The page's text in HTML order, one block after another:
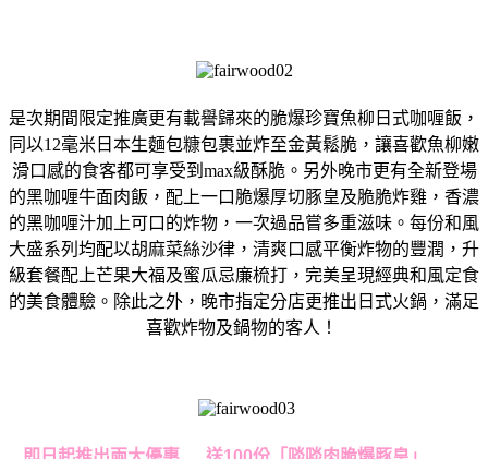
是次期間限定推廣更有載譽歸來的脆爆珍寶魚柳日式咖喱飯，
同以1 2毫米日本生麵包糠包裹並炸至金黃鬆脆， 讓喜歡魚柳嫩
滑口感的食客都可享受到 max級酥脆。 另外晚市更有全新登場
的黑咖喱牛面肉飯， 配上一口脆爆厚切豚皇及脆脆炸雞， 香濃
的黑咖喱汁加上可口的炸物，一次過品嘗多重滋味。 每份和風
大盛系列均配以胡麻菜絲沙律，清爽口感平衡炸物的豐潤， 升
級套餐配上芒果大福及蜜瓜忌廉梳打， 完美呈現經典和風定食
的美食體驗。除此之外， 晚市指定分店更推出日式火鍋，滿足
喜歡炸物及鍋物的客人！